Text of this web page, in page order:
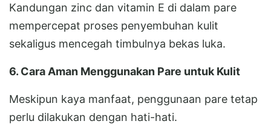
Kandungan zinc dan vitamin E di dalam pare
mempercepat proses penyembuhan kulit
sekaligus mencegah timbulnya bekas luka.
6. Cara Aman Menggunakan Pare untuk Kulit
Meskipun kaya manfaat, penggunaan pare tetap
perlu dilakukan dengan hati-hati.